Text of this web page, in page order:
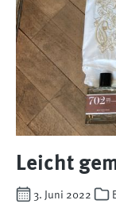
Leicht
3. Juni 2022